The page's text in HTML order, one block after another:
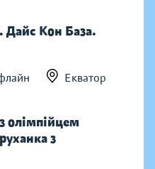
Дайс Кон База.
Екватор
олімпійцем
з